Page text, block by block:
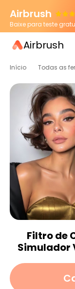
Airbrush
Baixe para teste
Airbrush
Início Todas as
Filtro de
Simulador